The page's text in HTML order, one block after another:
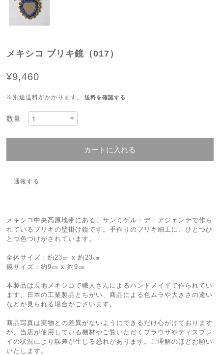
メキシコ ブリキ鏡（017）
¥9,460
※別途送料がかかります。 送料を確認する
数量
カートに入れる
通報する
メキシコ中央高原地帯にある、サンミゲル・デ・アジェンテで作ら
れているブリキの壁掛け鏡です。手作りのブリキ細工に、ひとつひ
とつ色づけがされています。
全体サイズ：約23㎝ x 約23㎝
鏡サイズ：約9㎝ x 約9㎝
本製品は現地メキシコで職人さんによるハンドメイドで作られてい
ます。日本の工業製品とちがい、商品による色ムラや大きさの違い
などが見られる場合がございます。
商品写真は実物との差異がないようにできるだけ心がけております
が、当店が使用している機材やご覧いただくブラウザやディスプレ
イの状況により誤差が生じる恐れがあります。ご理解のほどお願い
いたします。